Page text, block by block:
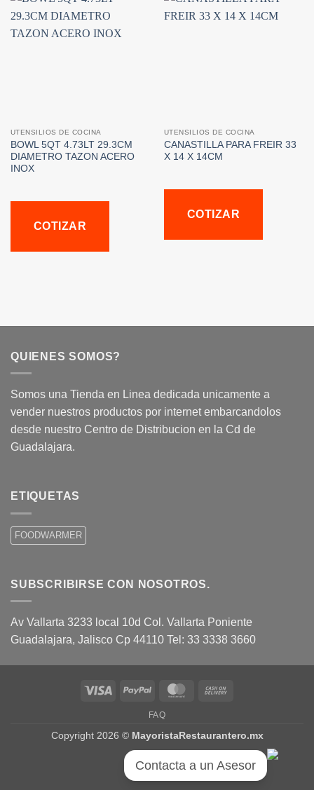
UTENSILIOS DE COCINA
BOWL 5QT 4.73LT 29.3CM
DIAMETRO TAZON ACERO
INOX
COTIZAR
UTENSILIOS DE COCINA
CANASTILLA PARA FREIR 33
X 14 X 14CM
COTIZAR
QUIENES SOMOS?
Somos una Tienda en Linea dedicada unicamente a
vender nuestros productos por internet embarcandolos
desde nuestro Centro de Distribucion en la Cd de
Guadalajara.
ETIQUETAS
FOODWARMER
SUBSCRIBIRSE CON NOSOTROS.
Av Vallarta 3233 local 10d Col. Vallarta Poniente
Guadalajara, Jalisco Cp 44110 Tel: 33 3338 3660
Visa PayPal MasterCard
FAQ
Copyright 2026 © MayoristaRestaurantero.mx
Contacta a un Asesor